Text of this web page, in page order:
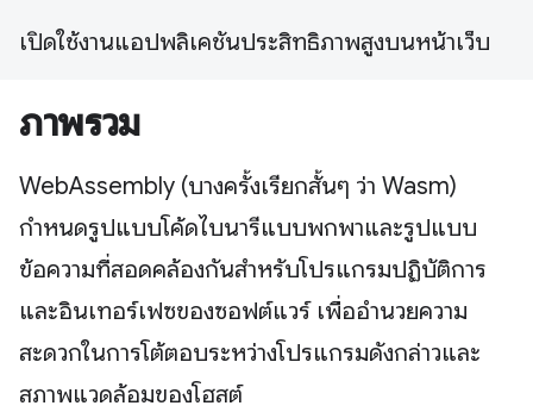
เปิดใช้งานแอปพลิเคชันประสิทธิภาพสูงบนหน้าเว็บ
ภาพรวม
WebAssembly (บางครั้งเรียกสั้นๆ ว่า Wasm)
กำหนดรูปแบบโค้ดไบนารีแบบพกพาและรูปแบบ
ข้อความที่สอดคล้องกันสำหรับโปรแกรมปฏิบัติการ
และอินเทอร์เฟซของซอฟต์แวร์ เพื่ออำนวยความ
สะดวกในการโต้ตอบระหว่างโปรแกรมดังกล่าวและ
สภาพแวดล้อมของโฮสต์